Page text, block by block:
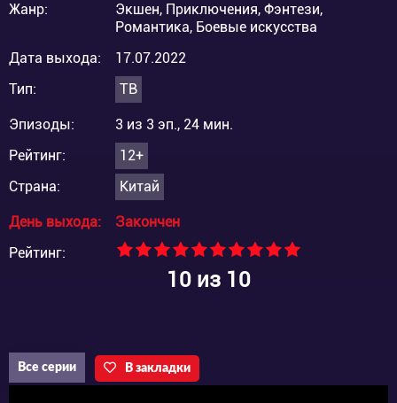
Жанр:
Экшен, Приключения, Фэнтези,
Романтика, Боевые искусства
Дата выхода:
17.07.2022
Тип:
ТВ
Эпизоды:
3 из 3 эп., 24 мин.
Рейтинг:
12+
Страна:
Китай
День выхода:
Закончен
Рейтинг:
10из 10
Все серии В закладки